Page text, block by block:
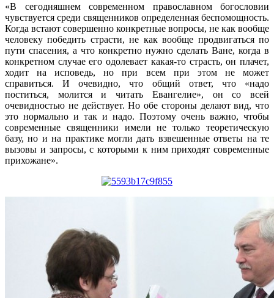
«В сегодняшнем современном православном богословии
чувствуется среди священников определенная беспомощность.
Когда встают совершенно конкретные вопросы, не как вообще
человеку победить страсти, не как вообще продвигаться по
пути спасения, а что конкретно нужно сделать Ване, когда в
конкретном случае его одолевает какая-то страсть, он плачет,
ходит на исповедь, но при всем при этом не может
справиться. И очевидно, что общий ответ, что «надо
поститься, молится и читать Евангелие», он со всей
очевидностью не действует. Но обе стороны делают вид, что
это нормально и так и надо. Поэтому очень важно, чтобы
современные священники имели не только теоретическую
базу, но и на практике могли дать взвешенные ответы на те
вызовы и запросы, с которыми к ним приходят современные
прихожане».